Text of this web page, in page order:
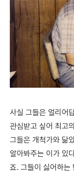
사실 그들은 얼리어
관심받고 싶어 최고
그들은 개척가와 닮
알아봐주는 이가 있
죠. 그들이 싫어하는